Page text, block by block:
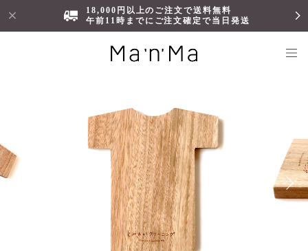
18,000円以上のご注文で送料無料
午前11時までにご注文確定で当日発送